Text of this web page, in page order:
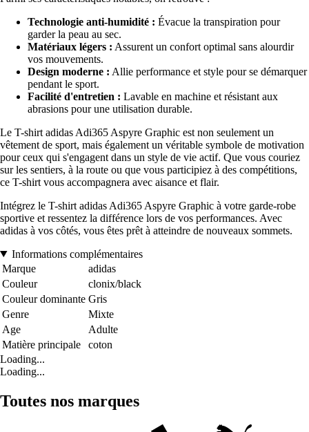
Technologie anti-humidité : Évacue la transpiration pour
garder la peau au sec.
Matériaux légers : Assurent un confort optimal sans alourdir
vos mouvements.
Design moderne : Allie performance et style pour se démarquer
pendant le sport.
Facilité d'entretien : Lavable en machine et résistant aux
abrasions pour une utilisation durable.
Le T-shirt adidas Adi365 Aspyre Graphic est non seulement un
vêtement de sport, mais également un véritable symbole de motivation
pour ceux qui s'engagent dans un style de vie actif. Que vous couriez
sur les sentiers, à la route ou que vous participiez à des compétitions,
ce T-shirt vous accompagnera avec aisance et flair.
Intégrez le T-shirt adidas Adi365 Aspyre Graphic à votre garde-robe
sportive et ressentez la différence lors de vos performances. Avec
adidas à vos côtés, vous êtes prêt à atteindre de nouveaux sommets.
Informations complémentaires
Marque
adidas
Couleur
clonix/black
Couleur dominante Gris
Genre
Mixte
Age
Adulte
Matière principale
coton
Loading...
Loading...
Toutes nos marques